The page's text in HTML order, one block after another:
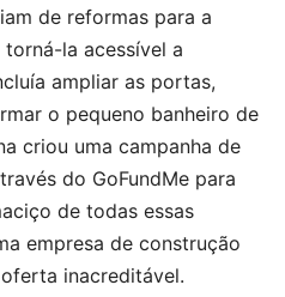
de reformas para a
la acessível a
ampliar as portas,
o pequeno banheiro de
criou uma campanha de
do GoFundMe para
de todas essas
empresa de construção
inacreditável.